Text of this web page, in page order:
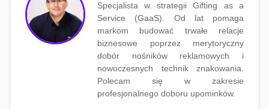
Specjalista w strategii Gifting as a
Service (GaaS). Od lat pomaga
markom budować trwałe relacje
biznesowe poprzez merytoryczny
dobór nośników reklamowych i
nowoczesnych technik znakowania.
Polecam się w zakresie
profesjonalnego doboru upominków.